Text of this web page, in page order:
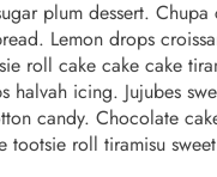
plum dessert. Chupa
Lemon drops
roll cake cake cake
halvah icing. Jujubes
candy. Chocolate
tootsie roll tiramisu